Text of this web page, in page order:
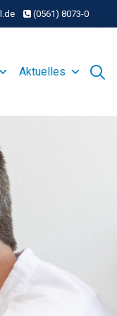
(0561) 8073-0
Aktuelles